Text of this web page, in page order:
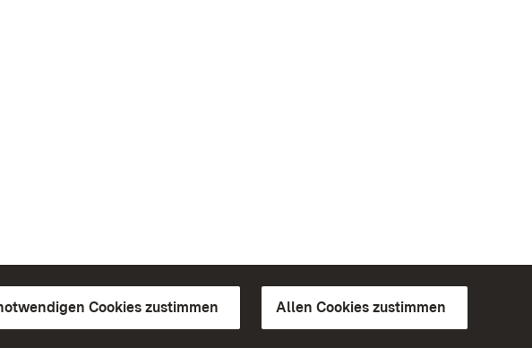
Cookies zustimmen Allen Cookies zustimmen